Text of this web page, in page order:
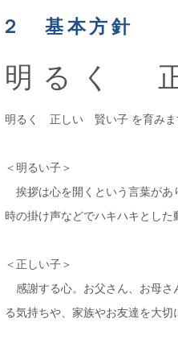
２ 基本方針
明るく
明るく 正しい 賢い子 を育みま
＜明るい子＞
挨拶は心を開くという言葉があ
時の掛け声などでハキハキとした
＜正しい子＞
感謝する心。お父さん、お母さ
る気持ちや、家族やお友達を大切